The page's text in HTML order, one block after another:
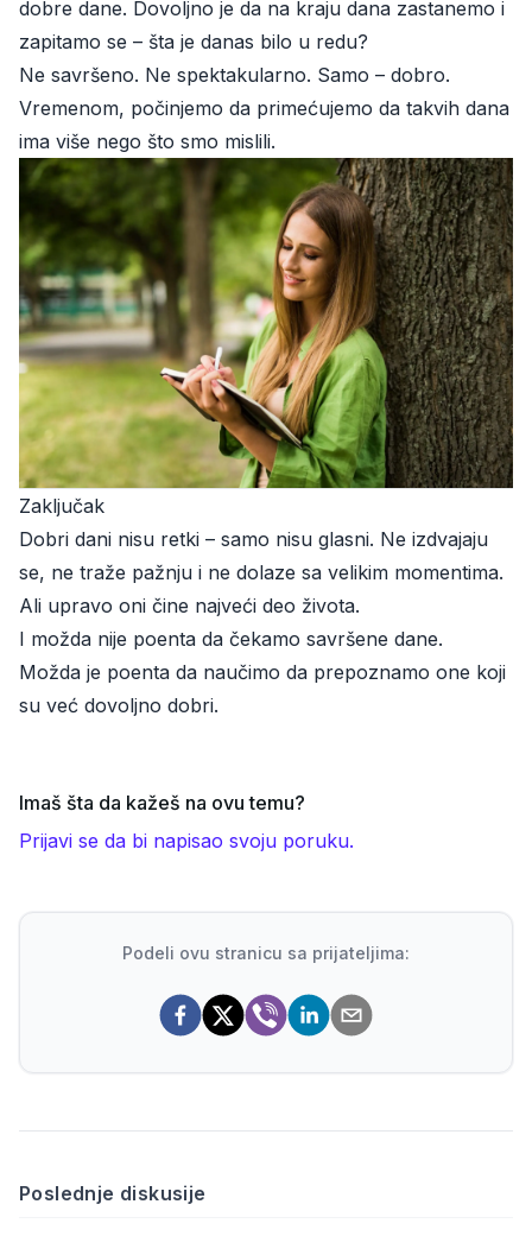
dobre dane. Dovoljno je da na kraju dana zastanemo i
zapitamo se – šta je danas bilo u redu?
Ne savršeno. Ne spektakularno. Samo – dobro.
Vremenom, počinjemo da primećujemo da takvih dana
ima više nego što smo mislili.
Zaključak
Dobri dani nisu retki – samo nisu glasni. Ne izdvajaju
se, ne traže pažnju i ne dolaze sa velikim momentima.
Ali upravo oni čine najveći deo života.
I možda nije poenta da čekamo savršene dane.
Možda je poenta da naučimo da prepoznamo one koji
su već dovoljno dobri.
Imaš šta da kažeš na ovu temu?
Prijavi se da bi napisao svoju poruku.
Podeli ovu stranicu sa prijateljima:
Poslednje diskusije